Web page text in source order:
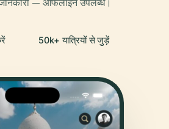
50k+ यात्रियों से जुड़ें